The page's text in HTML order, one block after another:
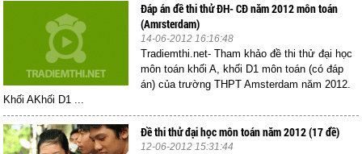
Đáp án đề thi thử ĐH- CĐ năm 2012 môn toán
(Amrsterdam)
14-06-2012 16:16:48
Tradiemthi.net- Tham khảo đề thi thử đại học
môn toán khối A, khối D1 môn toán (có đáp
án) của trường THPT Amsterdam năm 2012.
Khối AKhối D1 ...
Đề thi thử đại học môn toán năm 2012 (17 đề)
12-06-2012 15:31:44